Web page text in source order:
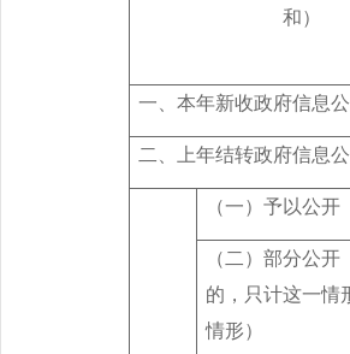
和）
一、本年新收政府信息
二、上年结转政府信息
（一）予以公开
（二）部分公开
的，只计这一情
情形）